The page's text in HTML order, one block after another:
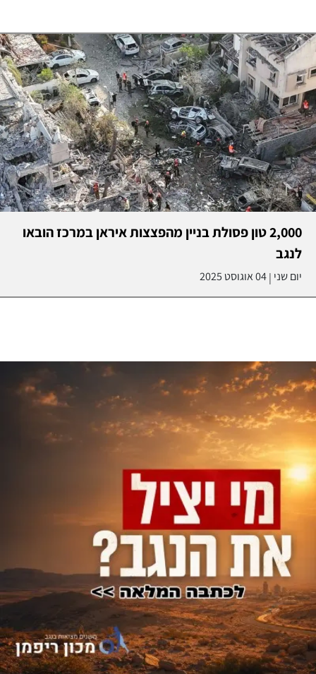
2,000 טון פסולת בניין מהפצצות איראן במרכז הובאו
לנגב
יום שני |04 אוגוסט 2025